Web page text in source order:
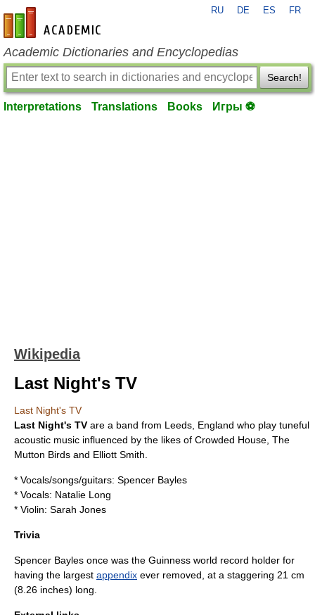
en-academic.com
RU DE ES FR
Academic Dictionaries and Encyclopedias
Search!
Interpretations Translations Books Игры ⚽
Wikipedia
Last Night's TV
Last Night's TV
Last Night's TV are a band from Leeds England who play tuneful
acoustic music influenced by the likes of Crowded House The
Mutton Birds and Elliott Smith
* Vocals/songs/guitars: Spencer Bayles
* Vocals: Natalie Long
* Violin: Sarah Jones
Trivia
Spencer Bayles once was the Guinness world record holder for
having the largest appendix ever removed, at a staggering 21 cm
(8.26 inches) long.